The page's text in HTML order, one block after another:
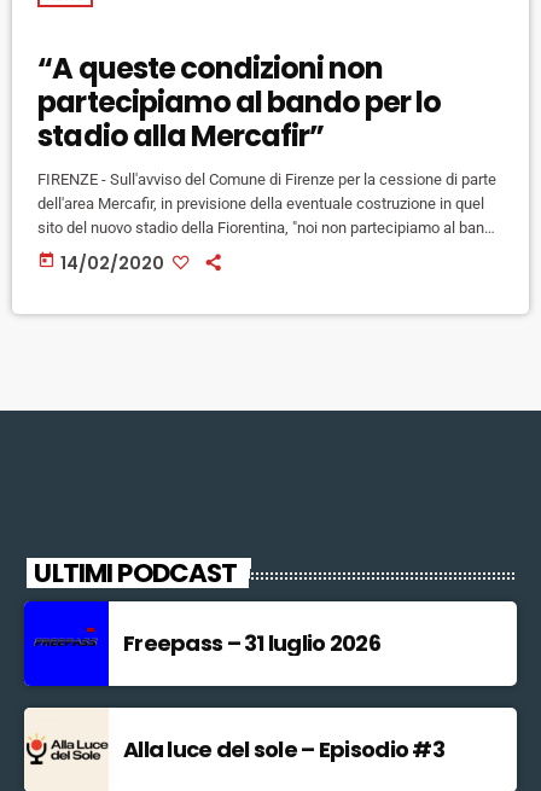
“A queste condizioni non
partecipiamo al bando per lo
stadio alla Mercafir”
FIRENZE - Sull'avviso del Comune di Firenze per la cessione di parte
dell'area Mercafir, in previsione della eventuale costruzione in quel
sito del nuovo stadio della Fiorentina, "noi non partecipiamo al bando
come è stato fatto. La nostra partecipazione è condizionata,
vogliamo dire 'Questo lo accettiamo, questo non lo accettiamo'. Ho
today 14/02/2020
ULTIMI PODCAST
Freepass – 31 luglio 2026
Alla luce del sole – Episodio #3